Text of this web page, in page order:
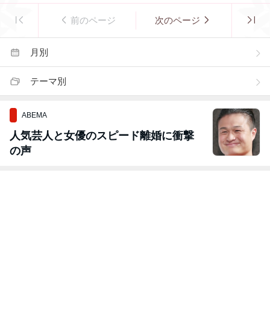
前のページ 次のページ
月別
テーマ別
ABEMA
人気芸人と女優のスピード離婚に衝撃
の声